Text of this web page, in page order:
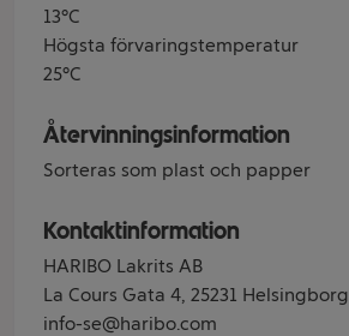
13°C
Högsta förvaringstemperatur
25°C
Återvinningsinformation
Sorteras som plast och papper
Kontaktinformation
HARIBO Lakrits AB
La Cours Gata 4, 25231 Helsingborg
info-se@haribo.com